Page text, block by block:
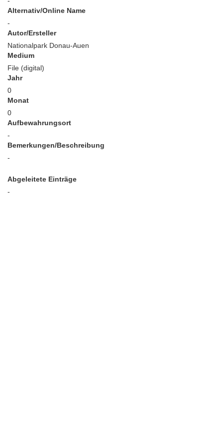
Alternativ/Online Name
-
Autor/Ersteller
Nationalpark Donau-Auen
Medium
File (digital)
Jahr
0
Monat
0
Aufbewahrungsort
-
Bemerkungen/Beschreibung
-
Abgeleitete Einträge
-